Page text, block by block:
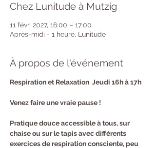
Chez Lunitude à Mutzig
11 févr. 2027, 16:00 – 17:00
Après-midi - 1 heure, Lunitude
À propos de l'événement
Respiration et Relaxation  Jeudi 16h à 17h
Venez faire une vraie pause !
Pratique douce accessible à tous, sur
chaise ou sur le tapis avec différents
exercices de respiration consciente, peu